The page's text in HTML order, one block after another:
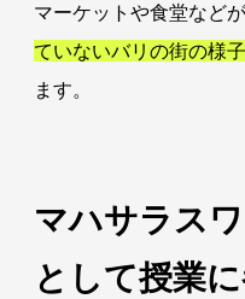
マーケットや食堂など
ていないバリの街の様
ます。
マハサラス
として授業